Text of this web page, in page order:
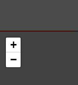
+
−